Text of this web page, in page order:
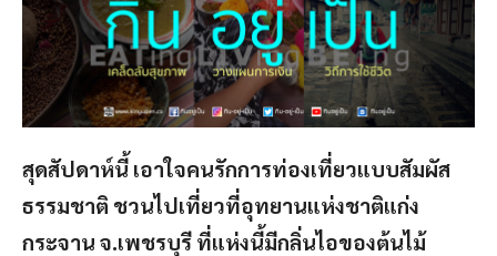
สุดสัปดาห์นี้ เอาใจคนรักการท่องเที่ยวแบบสัมผัส
ธรรมชาติ ชวนไปเที่ยวที่อุทยานแห่งชาติแก่ง
กระจาน จ.เพชรบุรี ที่แห่งนี้มีกลิ่นไอของต้นไม้